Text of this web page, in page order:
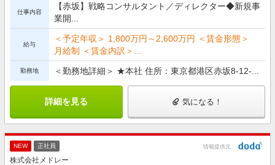
仕事内容
【赤坂】戦略コンサルタント／ディレクター◆新規事
業開...
給与
＜予定年収＞ 1,800万円～2,600万円 ＜賃金形態＞
月給制 ＜賃金内訳＞...
勤務地 ＜勤務地詳細＞ ★本社 住所：東京都港区赤坂8-12-...
詳細を見る 気になる！
NEW 正社員 情報提供元
株式会社メドレー